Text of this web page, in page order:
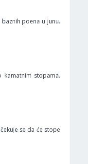
poena u junu.
kamatnim stopama.
se da će stope